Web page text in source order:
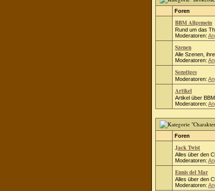
Foren
BBM Allgemein
Rund um das
Moderatoren:
Szenen
Alle Szenen,
Moderatoren:
Sonstiges
Moderatoren:
Artikel
Artikel über BBM
Moderatoren:
Foren
Jack Twist
Alles über den
Moderatoren:
Ennis del Mar
Alles über den
Moderatoren: